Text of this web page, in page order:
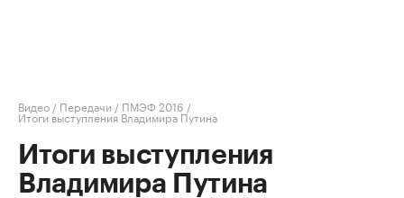
Видео / Передачи / ПМЭФ 2016 /
Итоги выступления Владимира Путина
Итоги выступления
Владимира Путина